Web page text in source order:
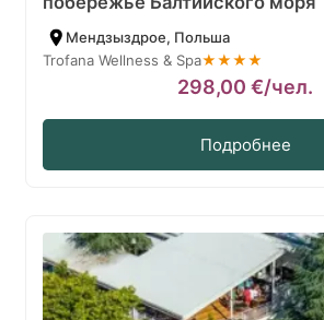
Мендзыздрое, Польша
Trofana Wellness & Spa★★★★
298,00 €/чел.
Подробнее